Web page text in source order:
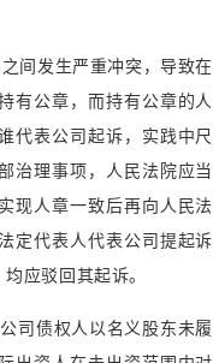
间发生严重冲突，导致在
有公章，而持有公章的人
代表公司起诉，实践中尺
治理事项，人民法院应当
现人章一致后再向人民法
定代表人代表公司提起诉
应驳回其起诉。
公司债权人以名义股东未履